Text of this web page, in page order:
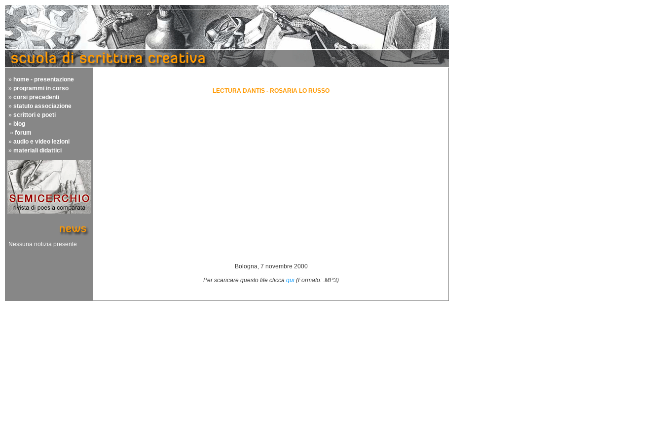
» home - presentazione
» programmi in corso
» corsi precedenti
» statuto associazione
» scrittori e poeti
» blog
» forum
» audio e video lezioni
» materiali didattici
Nessuna notizia presente
LECTURA DANTIS - ROSARIA LO RUSSO
Bologna, 7 novembre 2000
Per scaricare questo file clicca qui (Formato: .MP3)